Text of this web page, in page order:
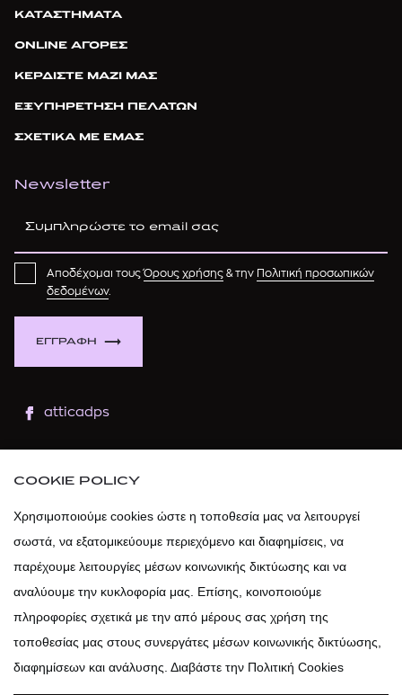
ΚΑΤΑΣΤΗΜΑΤΑ
ONLINE ΑΓΟΡΕΣ
ΚΕΡΔΙΣΤΕ ΜΑΖΙ ΜΑΣ
ΕΞΥΠΗΡΕΤΗΣΗ ΠΕΛΑΤΩΝ
ΣΧΕΤΙΚΑ ΜΕ ΕΜΑΣ
Newsletter
ΕΓΓΡΑΦΗ
Αποδέχομαι τουςΌρους χρήσης & την Πολιτική προσωπικών
δεδομένων.
atticadps
atticadps
COOKIE POLICY
Χρησιμοποιούμε cookies ώστε η τοποθεσία μας να λειτουργεί
σωστά, να εξατομικεύουμε περιεχόμενο και διαφημίσεις, να
παρέχουμε λειτουργίες μέσων κοινωνικής δικτύωσης και να
αναλύουμε την κυκλοφορία μας. Επίσης, κοινοποιούμε
πληροφορίες σχετικά με την από μέρους σας χρήση της
τοποθεσίας μας στους συνεργάτες μέσων κοινωνικής δικτύωσης,
διαφημίσεων και ανάλυσης. Διαβάστε την Πολιτική Cookies